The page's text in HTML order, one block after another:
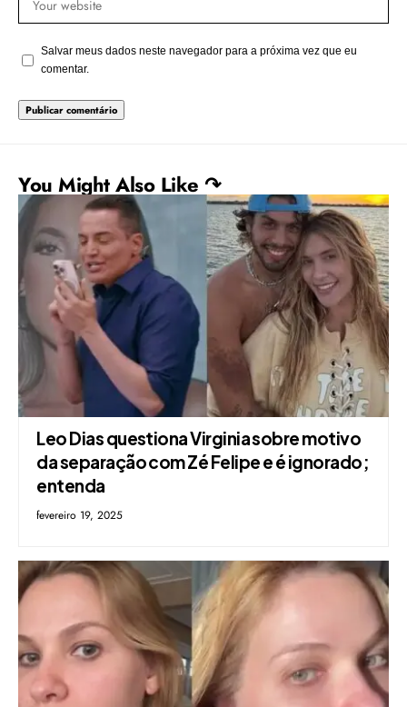
Salvar meus dados neste navegador para a próxima vez que eu
comentar.
You Might Also Like ↷
Leo Dias questiona Virginia sobre motivo
da separação com Zé Felipe e é ignorado;
entenda
fevereiro 19, 2025